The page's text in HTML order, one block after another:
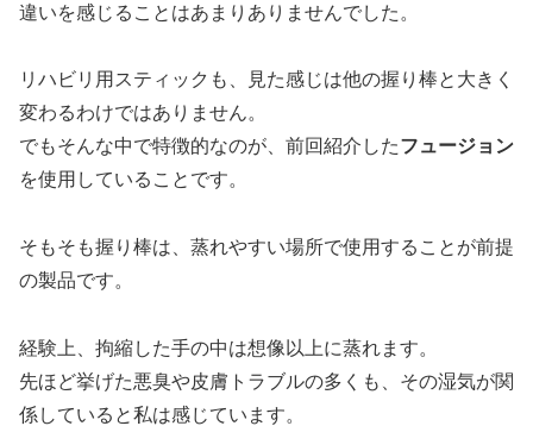
違いを感じることはあまりありませんでした。
リハビリ用スティックも、見た感じは他の握り棒と大きく
変わるわけではありません。
でもそんな中で特徴的なのが、前回紹介したフュージョン
を使用していることです。
そもそも握り棒は、蒸れやすい場所で使用することが前提
の製品です。
経験上、拘縮した手の中は想像以上に蒸れます。
先ほど挙げた悪臭や皮膚トラブルの多くも、その湿気が関
係していると私は感じています。